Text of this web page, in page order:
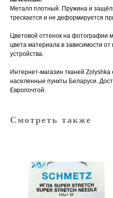
Металл плотный. Пружина и
трескается и не деформируется
Цветовой оттенок на фотографии
цвета материала в зависимости
устройства.
Интернет-магазин тканей Zolyshka
населенные пункты Беларуси.
Европочтой.
Смотреть также